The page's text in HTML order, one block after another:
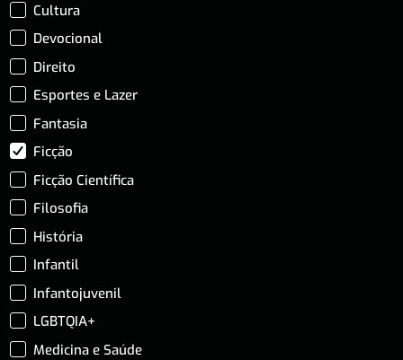
Cultura
Devocional
Direito
Esportes e Lazer
Fantasia
Ficção
Ficção Científica
Filosofia
História
Infantil
Infantojuvenil
LGBTQIA+
Medicina e Saúde